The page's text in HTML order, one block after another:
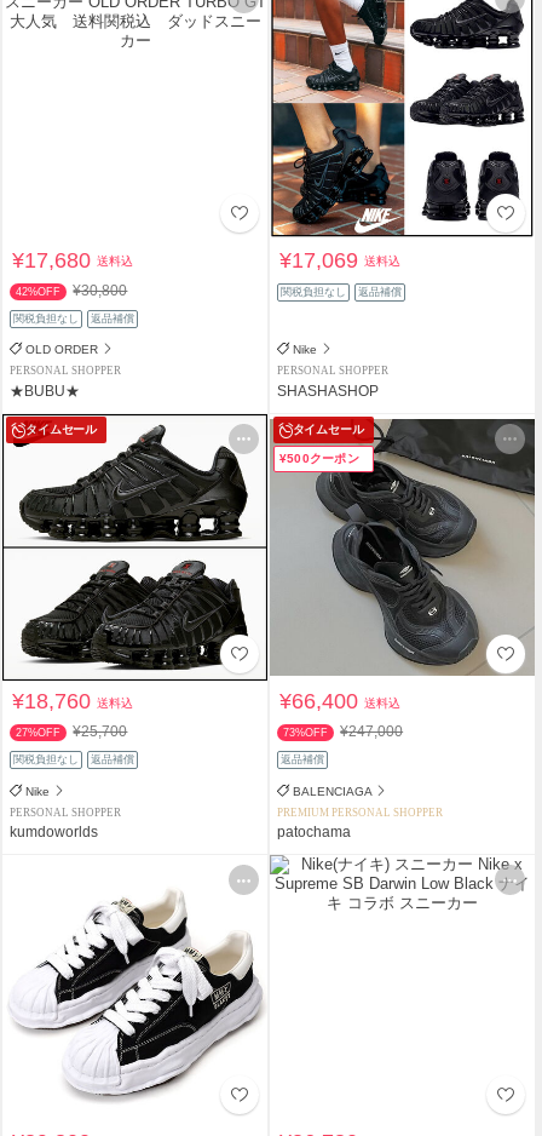
¥17,680送料込
42%OFF ¥30,800
関税負担なし 返品補償
OLD ORDER
PERSONAL SHOPPER
★BUBU★
¥17,069送料込
関税負担なし 返品補償
Nike
PERSONAL SHOPPER
SHASHASHOP
タイムセール
¥18,760送料込
27%OFF ¥25,700
関税負担なし 返品補償
Nike
PERSONAL SHOPPER
kumdoworlds
タイムセール
¥500クーポン
¥66,400送料込
73%OFF ¥247,000
返品補償
BALENCIAGA
PREMIUM PERSONAL SHOPPER
patochama